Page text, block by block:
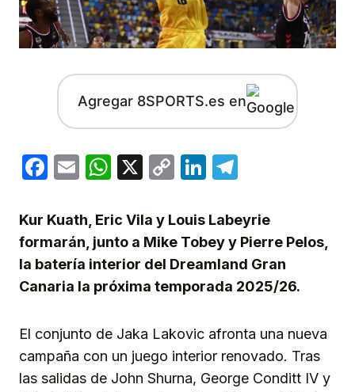
Agregar 8SPORTS.es en
Facebook
EmailWhatsApp
X
CopyLinkedIn
Kur Kuath, Eric Vila y Louis Labeyrie
formarán, junto a Mike Tobey y Pierre Pelos,
la batería interior del Dreamland Gran
Canaria la próxima temporada 2025/26.
El conjunto de Jaka Lakovic afronta una nueva
campaña con un juego interior renovado. Tras
las salidas de John Shurna, George Conditt IV y